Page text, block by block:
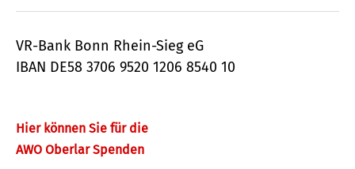
VR-Bank Bonn Rhein-Sieg eG
IBAN DE58 3706 9520 1206 8540 10
Hier können Sie für die
AWO Oberlar Spenden